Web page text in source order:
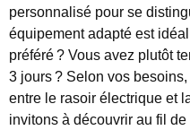
personnalisé pour se
équipement adapté est
préféré ? Vous avez plutôt
3 jours ? Selon vos
entre le rasoir électrique et
invitons à découvrir au fil